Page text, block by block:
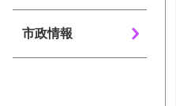
市政情報